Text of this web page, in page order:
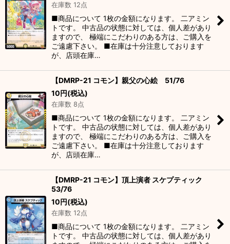
在庫数 12点
■商品について 1枚の金額になります。 二アミン
トです。 中古品の状態に対しては、個人差があり
ますので、 極端にこだわりのある方は、ご購入を
ご遠慮下さい。 ■在庫は十分注意しております
が、店頭在庫…
【DMRP-21 コモン】親父の心絵 51/76
10円(税込)
在庫数 8点
■商品について 1枚の金額になります。 二アミン
トです。 中古品の状態に対しては、個人差があり
ますので、 極端にこだわりのある方は、ご購入を
ご遠慮下さい。 ■在庫は十分注意しております
が、店頭在庫…
【DMRP-21 コモン】頂上演者 スケプティック
53/76
10円(税込)
在庫数 12点
■商品について 1枚の金額になります。 二アミン
トです。 中古品の状態に対しては、個人差があり